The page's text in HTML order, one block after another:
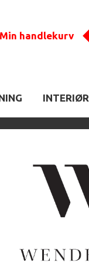
Min handlekurv
INTERIØR